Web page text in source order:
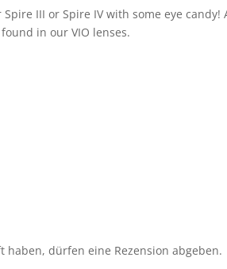
III or Spire IV with some eye
in our VIO lenses.
haben, dürfen eine Rezension abgeben.